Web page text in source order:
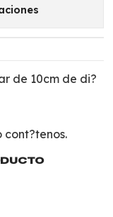
de 10cm de di?
cont?tenos.